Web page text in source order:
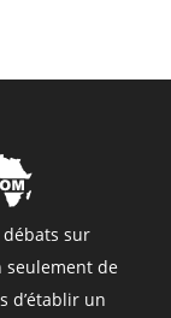
sur
seulement de
d’établir un